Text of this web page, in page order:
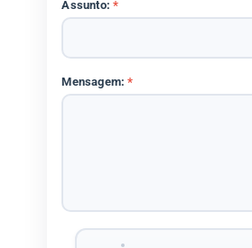
Assunto:*
Mensagem:*